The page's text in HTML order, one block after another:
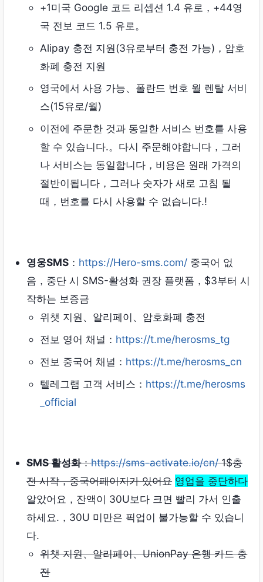
+1미국 Google 코드 리셉션 1.4 유로，+44영
국 전보 코드 1.5 유로。
Alipay 충전 지원(3유로부터 충전 가능)，암호
화폐 충전 지원
영국에서 사용 가능、폴란드 번호 월 렌탈 서비
스(15유로/월)
이전에 주문한 것과 동일한 서비스 번호를 사용
할 수 있습니다.。다시 주문해야합니다，그러
나 서비스는 동일합니다，비용은 원래 가격의
절반이됩니다，그러나 숫자가 새로 고침 될
때，번호를 다시 사용할 수 없습니다.!
영웅SMS ： https://Hero-sms.com/ 중국어 없
음，중단 시 SMS-활성화 권장 플랫폼，$3부터 시
작하는 보증금
위챗 지원、알리페이、암호화폐 충전
전보 영어 채널： https://t.me/herosms_tg
전보 중국어 채널： https://t.me/herosms_cn
텔레그램 고객 서비스： https://t.me/herosms
_official
SMS 활성화：https://sms-activate.io/cn/1$충
전 시작，중국어페이지가 있어요 영업을 중단하다
알았어요，잔액이 30U보다 크면 빨리 가서 인출
하세요.，30U 미만은 픽업이 불가능할 수 있습니
다.
위챗 지원、알리페이、UnionPay 은행 카드 충
전